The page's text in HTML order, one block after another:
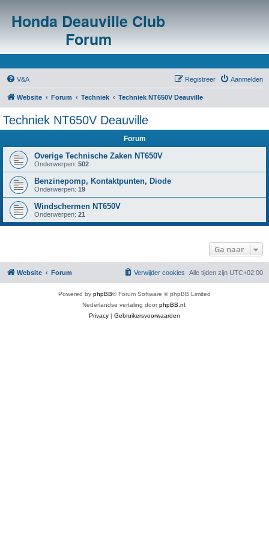
Honda Deauville Club
Forum
V&A Aanmelden
Registreer
Website Forum Techniek Techniek NT650V Deauville
Techniek NT650V Deauville
Forum
Overige Technische Zaken NT650V
Onderwerpen: 502
Benzinepomp, Kontaktpunten, Diode
Onderwerpen: 19
Windschermen NT650V
Onderwerpen: 21
Ga naar
Website Forum Alle tijden zijn UTC+02:00
Verwijder cookies
Powered by phpBB® Forum Software © phpBB Limited
Nederlandse vertaling doorphpBB.nl
Privacy | Gebruikersvoorwaarden